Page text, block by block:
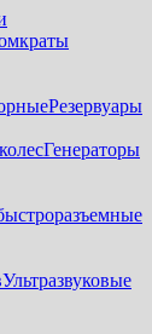
Резервуары
Генераторы
Ультразвуковые